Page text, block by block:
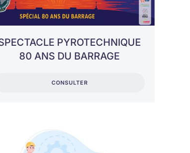
PYROTECHNIQUE
80 ANS DU BARRAGE
CONSULTER